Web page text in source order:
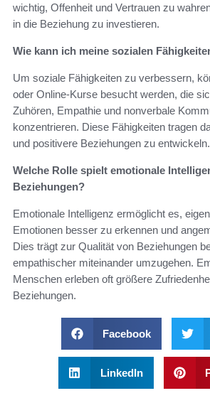
wichtig, Offenheit und Vertrauen zu
in die Beziehung zu investieren.
Wie kann ich meine sozialen
Um soziale Fähigkeiten zu verbessern,
oder Online-Kurse besucht werden, die
Zuhören, Empathie und nonverbale
konzentrieren. Diese Fähigkeiten tragen
und positivere Beziehungen zu entwickeln.
Welche Rolle spielt emotionale
Beziehungen?
Emotionale Intelligenz ermöglicht es,
Emotionen besser zu erkennen und
Dies trägt zur Qualität von Beziehungen
empathischer miteinander umzugehen.
Menschen erleben oft größere
Beziehungen.
Facebook
LinkedIn